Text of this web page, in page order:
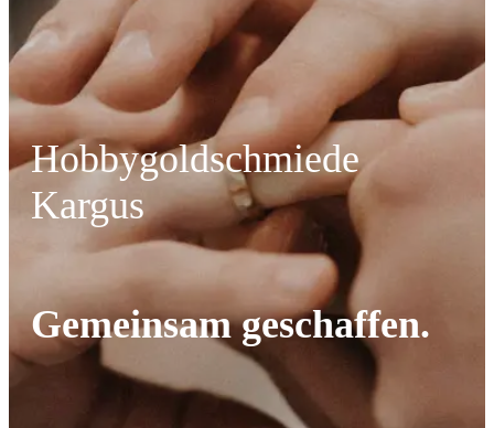
Hobbygoldschmiede
Kargus
Gemeinsam geschaffen.